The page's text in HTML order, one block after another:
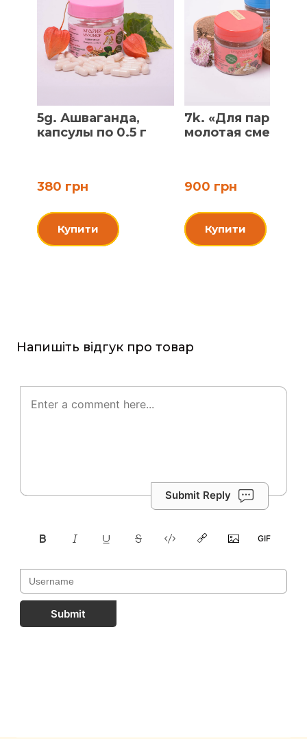
5g. Ашваганда,
капсулы по 0.5 г
380 грн
Купити
7k. «Для пары»,
молотая смесь
900 грн
Купити
Напишіть відгук про товар
Submit Reply
Submit